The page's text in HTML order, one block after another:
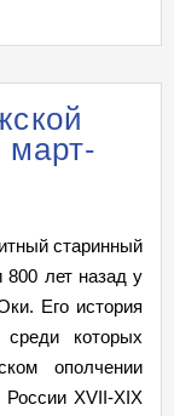
старинный
лет назад у
Его история
которых
ополчении
XVII-XIX